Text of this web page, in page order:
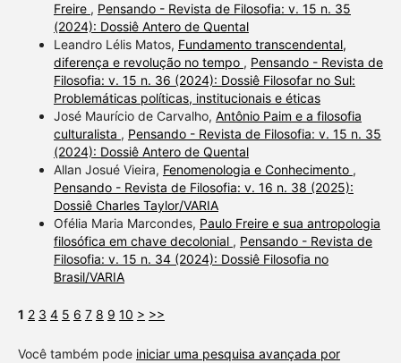
Freire , Pensando - Revista de Filosofia: v. 15 n. 35
(2024): Dossiê Antero de Quental
Leandro Lélis Matos, Fundamento transcendental,
diferença e revolução no tempo , Pensando - Revista de
Filosofia: v. 15 n. 36 (2024): Dossiê Filosofar no Sul:
Problemáticas políticas, institucionais e éticas
José Maurício de Carvalho, Antônio Paim e a filosofia
culturalista , Pensando - Revista de Filosofia: v. 15 n. 35
(2024): Dossiê Antero de Quental
Allan Josué Vieira, Fenomenologia e Conhecimento ,
Pensando - Revista de Filosofia: v. 16 n. 38 (2025):
Dossiê Charles Taylor/VARIA
Ofélia Maria Marcondes, Paulo Freire e sua antropologia
filosófica em chave decolonial , Pensando - Revista de
Filosofia: v. 15 n. 34 (2024): Dossiê Filosofia no
Brasil/VARIA
1 2 3 4 5 6 7 8 9 10 > >>
Você também pode iniciar uma pesquisa avançada por